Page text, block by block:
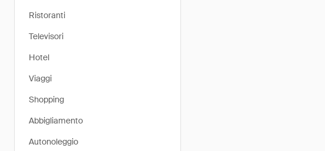
Ristoranti
Televisori
Hotel
Viaggi
Shopping
Abbigliamento
Autonoleggio